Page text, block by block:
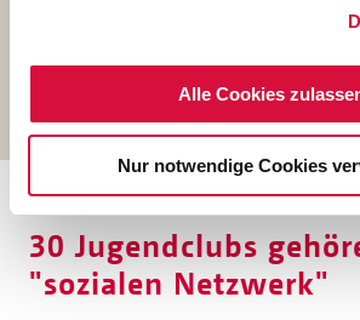
Alle Cookies
Nur notwendige Cookies
, um das
30 Jugendclubs
"sozialen Netzwerk"